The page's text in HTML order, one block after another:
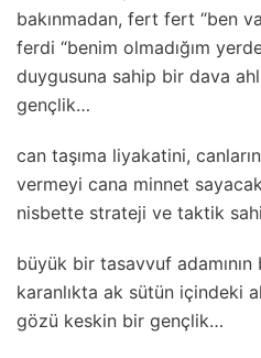
bakınmadan, fert fert “ben
ferdi “benim olmadığım
duygusuna sahip bir dava
gençlik…
can taşıma liyakatini,
vermeyi cana minnet
nisbette strateji ve taktik
büyük bir tasavvuf
karanlıkta ak sütün içindeki
gözü keskin bir gençlik…